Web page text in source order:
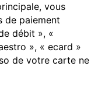
vous
de paiement
débit », «
», « ecard »
de votre carte ne